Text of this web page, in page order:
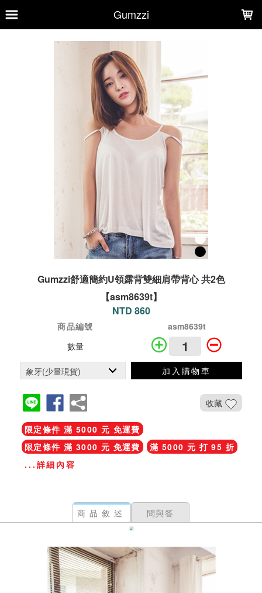
Gumzzi
Gumzzi舒適簡約U領露背雙細肩帶背心 共2色
【asm8639t】
NTD 860
商品編號
asm8639t
數量
加入購物車
收藏
限定條件 滿 5000 元 免運費
限定條件 滿 3000 元 免運費
滿 5000 元 打 95 折
...詳細內容
商品敘述 問與答